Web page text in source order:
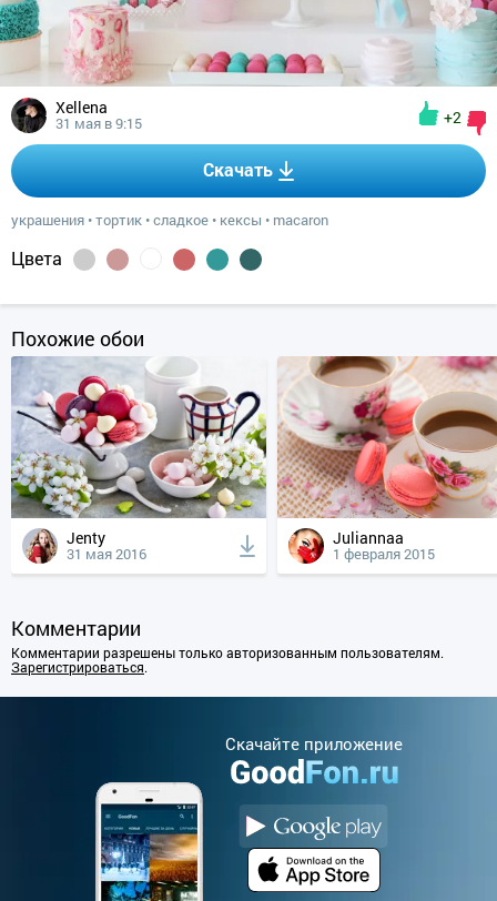
Xellena
31 мая в 9:15 +2
Скачать
украшения •тортик •сладкое • кексы • macaron
Цвета
Похожие обои
Jenty
31 мая 2016
Juliannaa
1 февраля 2015
Комментарии
Комментарии разрешены только авторизованным пользователям.
Зарегистрироваться.
Cкачайте приложение